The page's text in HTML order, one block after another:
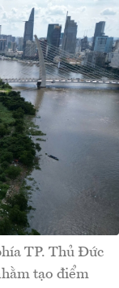
TP. Thủ Đức
tạo điểm